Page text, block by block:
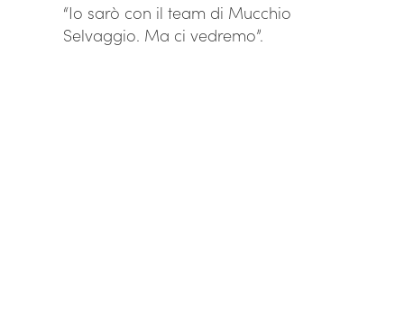
“Io sarò con il team di Mucchio
Selvaggio. Ma ci vedremo”.